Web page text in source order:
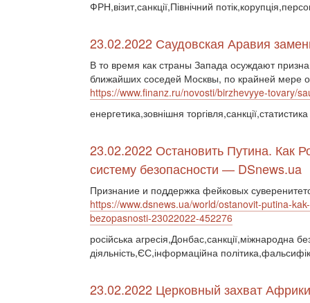
ФРН,візит,санкції,Північний
23.02.2022 Саудовская Аравия
В то время как страны Запада осуждают
ближайших соседей Москвы, по крайней мере
https://www.finanz.ru/novosti/birzhevyye-tovary/
енергетика,зовнішня торгівля,санкції,статистика
23.02.2022 Остановить Путина. Как
систему безопасности — DSnews.ua
Признание и поддержка фейковых
https://www.dsnews.ua/world/ostanovit-putina-
bezopasnosti-23022022-452276
російська агресія,Донбас,санкції,міжнародна
діяльність,ЄС,інформаційна
23.02.2022 Церковный захват